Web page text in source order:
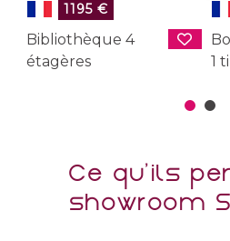
1195 €
Bibliothèque 4
étagères
1
Ce qu'ils
showroom